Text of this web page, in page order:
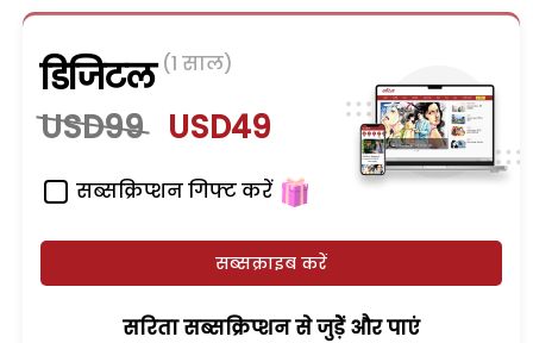
डिजिटल (1 साल)
USD99 USD49
सब्सक्रिप्शन गिफ्ट करें
सब्सक्राइब करें
सरिता सब्सक्रिप्शन से जुड़ेें और पाएं